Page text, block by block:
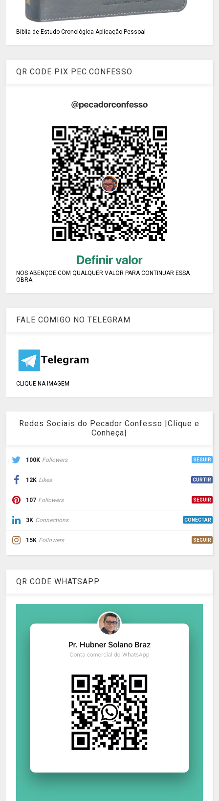
Bíblia de Estudo Cronológica Aplicação Pessoal
QR CODE PIX PEC.CONFESSO
NOS ABENÇOE COM QUALQUER VALOR PARA CONTINUAR ESSA
OBRA.
FALE COMIGO NO TELEGRAM
CLIQUE NA IMAGEM
Redes Sociais do Pecador Confesso |Clique e
Conheça|
100K Followers SEGUIR
12K Likes CURTIR
107 Followers SEGUIR
3K Connections CONECTAR
15K Followers SEGUIR
QR CODE WHATSAPP